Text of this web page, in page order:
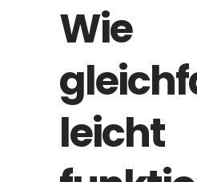
Wie
leicht